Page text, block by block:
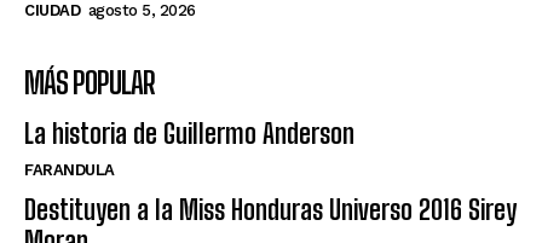
CIUDAD agosto 5, 2026
MÁS POPULAR
La historia de Guillermo Anderson
FARANDULA
Destituyen a la Miss Honduras Universo 2016 Sirey